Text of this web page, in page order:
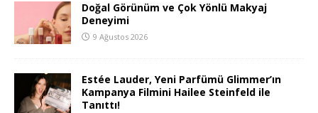
Doğal Görünüm ve Çok Yönlü Makyaj
Deneyimi
9 Ağustos 2026
Estée Lauder, Yeni Parfümü Glimmer’ın
Kampanya Filmini Hailee Steinfeld ile
Tanıttı!